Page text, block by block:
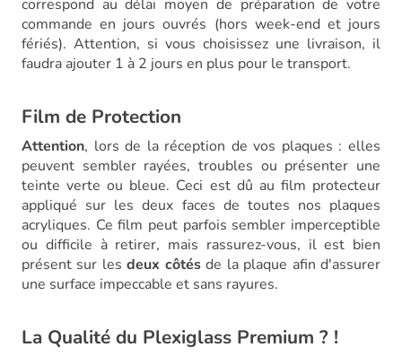
correspond au délai moyen de préparation de votre
commande en jours ouvrés (hors week-end et jours
fériés). Attention, si vous choisissez une livraison, il
faudra ajouter 1 à 2 jours en plus pour le transport.
Film de Protection
Attention, lors de la réception de vos plaques : elles
peuvent sembler rayées, troubles ou présenter une
teinte verte ou bleue. Ceci est dû au film protecteur
appliqué sur les deux faces de toutes nos plaques
acryliques. Ce film peut parfois sembler imperceptible
ou difficile à retirer, mais rassurez-vous, il est bien
présent sur lesdeux côtésde la plaque afin d'assurer
une surface impeccable et sans rayures.
La Qualité du Plexiglass Premium ? !